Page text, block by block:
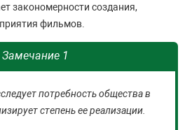
закономерности создания,
фильмов.
Замечание 1
потребность общества в
степень ее реализации.